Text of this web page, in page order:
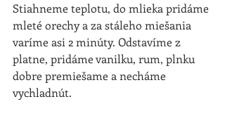
Stiahneme teplotu, do mlieka pridáme
mleté orechy a za stáleho miešania
varíme asi 2 minúty. Odstavíme z
platne, pridáme vanilku, rum, plnku
dobre premiešame a necháme
vychladnút.